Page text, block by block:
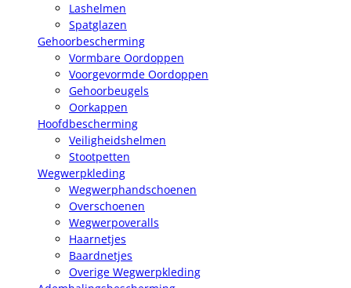
Lashelmen
Spatglazen
Gehoorbescherming
Vormbare Oordoppen
Voorgevormde Oordoppen
Gehoorbeugels
Oorkappen
Hoofdbescherming
Veiligheidshelmen
Stootpetten
Wegwerpkleding
Wegwerphandschoenen
Overschoenen
Wegwerpoveralls
Haarnetjes
Baardnetjes
Overige Wegwerpkleding